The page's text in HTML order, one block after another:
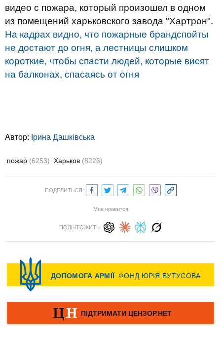
видео с пожара, который произошел в одном
из помещений харьковского завода "Хартрон".
На кадрах видно, что пожарные брандспойты
не достают до огня, а лестницы слишком
короткие, чтобы спасти людей, которые висят
на балконах, спасаясь от огня
Автор: Ірина Дашківська
пожар (6253) Харьков (8226)
ПОДЕЛИТЬСЯ:
Мне нравится
ПОДЫТОЖИТЬ: